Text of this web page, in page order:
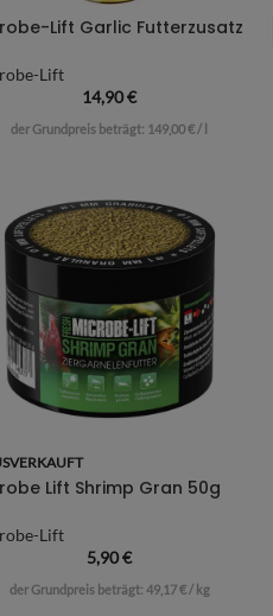
Lift Garlic Futterzusatz
Lift
14,90€
der Grundpreis beträgt: 149,00€/ l
Lift Shrimp Gran 50g
Lift
5,90€
der Grundpreis beträgt: 49,17€/ kg